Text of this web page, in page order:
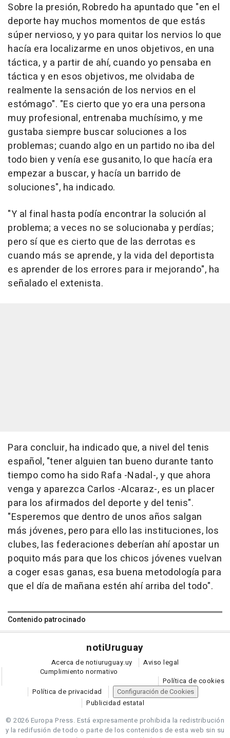
Sobre la presión, Robredo ha apuntado que "en el
deporte hay muchos momentos de que estás
súper nervioso, y yo para quitar los nervios lo que
hacía era localizarme en unos objetivos, en una
táctica, y a partir de ahí, cuando yo pensaba en
táctica y en esos objetivos, me olvidaba de
realmente la sensación de los nervios en el
estómago". "Es cierto que yo era una persona
muy profesional, entrenaba muchísimo, y me
gustaba siempre buscar soluciones a los
problemas; cuando algo en un partido no iba del
todo bien y venía ese gusanito, lo que hacía era
empezar a buscar, y hacía un barrido de
soluciones", ha indicado.
"Y al final hasta podía encontrar la solución al
problema; a veces no se solucionaba y perdías;
pero sí que es cierto que de las derrotas es
cuando más se aprende, y la vida del deportista
es aprender de los errores para ir mejorando", ha
señalado el extenista.
Para concluir, ha indicado que, a nivel del tenis
español, "tener alguien tan bueno durante tanto
tiempo como ha sido Rafa -Nadal-, y que ahora
venga y aparezca Carlos -Alcaraz-, es un placer
para los afirmados del deporte y del tenis".
"Esperemos que dentro de unos años salgan
más jóvenes, pero para ello las instituciones, los
clubes, las federaciones deberían ahí apostar un
poquito más para que los chicos jóvenes vuelvan
a coger esas ganas, esa buena metodología para
que el día de mañana estén ahí arriba del todo".
Contenido patrocinado
notiUruguay
Acerca de notiuruguay.uy
Aviso legal
Cumplimiento normativo
Política de cookies
Política de privacidad
Configuración de Cookies
Publicidad estatal
© 2026 Europa Press. Está expresamente prohibida la redistribución
y la redifusión de todo o parte de los contenidos de esta web sin su